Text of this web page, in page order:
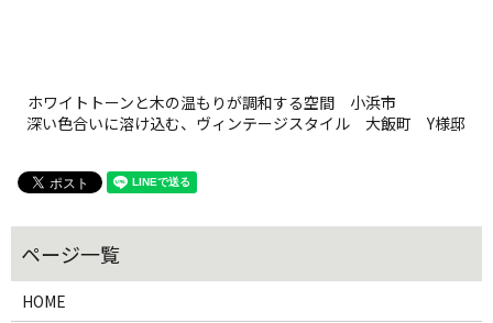
ホワイトトーンと木の温もりが調和する空間 小浜市
深い色合いに溶け込む、ヴィンテージスタイル 大飯町 Y様邸
HOME